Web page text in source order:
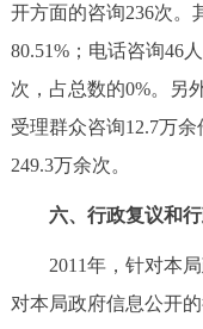
开方面的咨询236次。
80.51%；电话咨询46
次，占总数的0%。另
受理群众咨询12.7万
249.3万余次。
六、行政复议和行
2011年，针对本局
对本局政府信息公开